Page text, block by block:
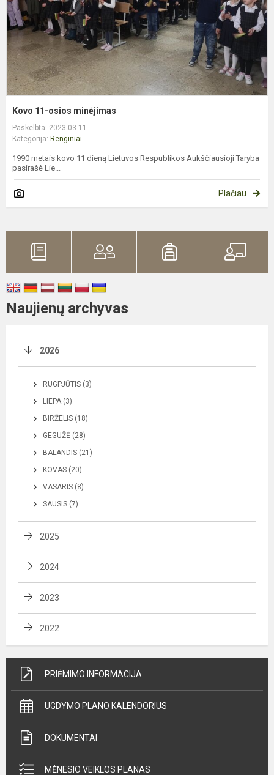
Kovo 11-osios minėjimas
Paskelbta: 2023-03-11
Kategorija: Renginiai
1990 metais kovo 11 dieną Lietuvos Respublikos Aukščiausioji Taryba
pasirašė Lie...
Plačiau
Naujienų archyvas
2026
RUGPJŪTIS (3)
LIEPA (3)
BIRŽELIS (18)
GEGUŽĖ (28)
BALANDIS (21)
KOVAS (20)
VASARIS (8)
SAUSIS (7)
2025
2024
2023
2022
PRIĖMIMO INFORMACIJA
UGDYMO PLANO KALENDORIUS
DOKUMENTAI
MĖNESIO VEIKLOS PLANAS